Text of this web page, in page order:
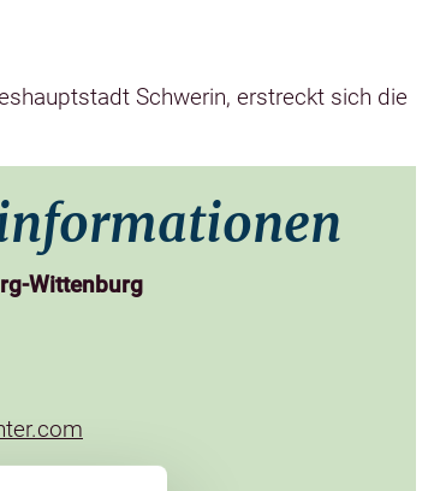
Schwerin, erstreckt sich die
Wittenburg